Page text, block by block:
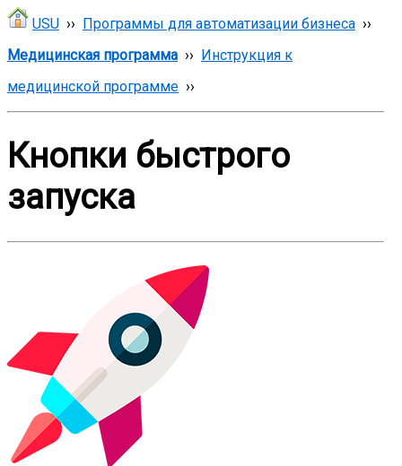
USU ›› Программы для автоматизации бизнеса ››
Медицинская программа ›› Инструкция к
медицинской программе ››
Кнопки быстрого
запуска